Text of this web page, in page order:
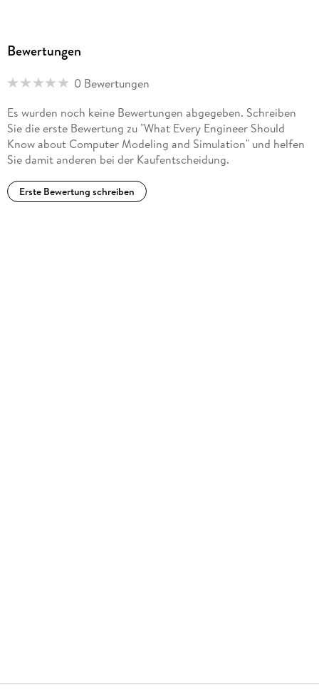
Bewertungen
0 Bewertungen
Es wurden noch keine Bewertungen abgegeben. Schreiben
Sie die erste Bewertung zu "What Every Engineer Should
Know about Computer Modeling and Simulation" und helfen
Sie damit anderen bei der Kaufentscheidung.
Erste Bewertung schreiben